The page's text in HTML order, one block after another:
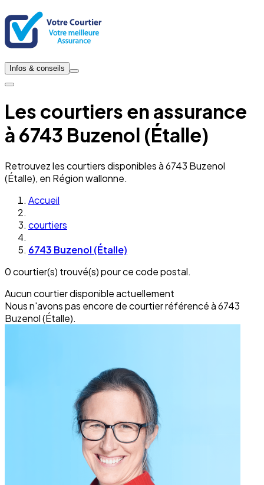
Infos & conseils
Les courtiers en assurance
à 6743 Buzenol (Étalle)
Retrouvez les courtiers disponibles à 6743 Buzenol
(Étalle), en Région wallonne.
Accueil
courtiers
6743 Buzenol (Étalle)
0 courtier(s) trouvé(s) pour ce code postal.
Aucun courtier disponible actuellement
Nous n'avons pas encore de courtier référencé à 6743
Buzenol (Étalle).